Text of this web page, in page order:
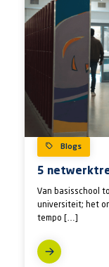
Blogs
5
Van basisschool
universiteit; het
tempo […]